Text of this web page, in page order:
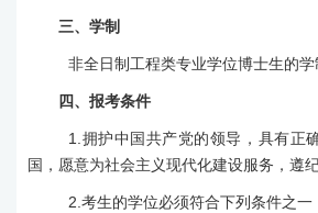
三、学制
非全日制工程类专业学位博士生的学
四、报考条件
1.拥护中国共产党的领导，具有正
国，愿意为社会主义现代化建设服务，遵
2.考生的学位必须符合下列条件之一